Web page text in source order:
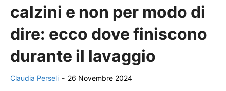
calzini e non per modo di
dire: ecco dove finiscono
durante il lavaggio
Claudia Perseli - 26 Novembre 2024